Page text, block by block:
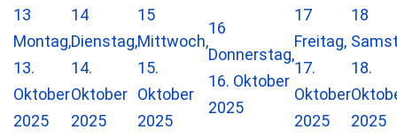
13
Montag,
13.
Oktober
2025
14
Dienstag,
14.
Oktober
2025
15
Mittwoch,
15.
Oktober
2025
16
Donnerstag,
16. Oktober
2025
17
Freitag,
17.
Oktober
2025
18
18.
2025